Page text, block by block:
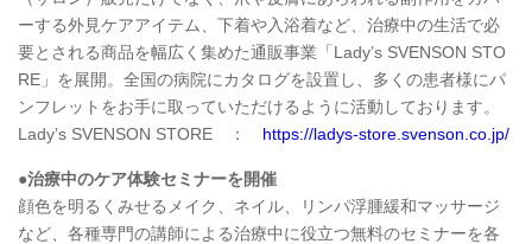
ーする外見ケアアイテム、下着や入浴着など、治療中の生活で必
要とされる商品を幅広く集めた通販事業「Lady’s SVENSON STO
RE」を展開。全国の病院にカタログを設置し、多くの患者様にパ
ンフレットをお手に取っていただけるように活動しております。
Lady’s SVENSON STORE ： https://ladys-store.svenson.co.jp/
●治療中のケア体験セミナーを開催
顔色を明るくみせるメイク、ネイル、リンパ浮腫緩和マッサージ
など、各種専門の講師による治療中に役立つ無料のセミナーを各